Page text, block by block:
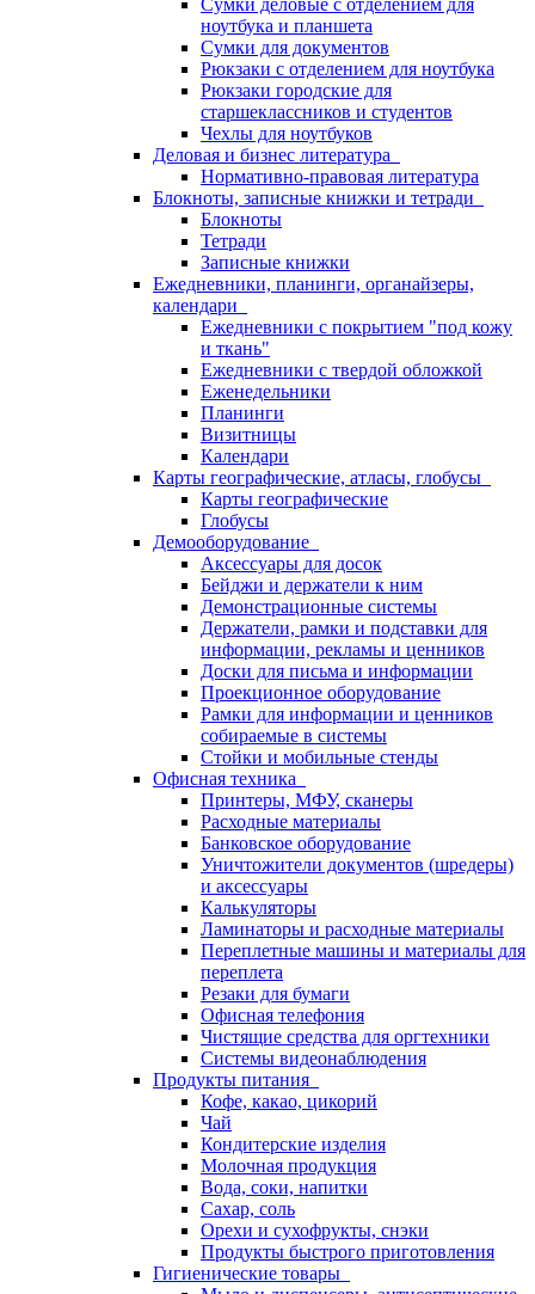
Сумки деловые с отделением для
ноутбука и планшета
Сумки для документов
Рюкзаки с отделением для ноутбука
Рюкзаки городские для
старшеклассников и студентов
Чехлы для ноутбуков
Деловая и бизнес литература
Нормативно-правовая литература
Блокноты, записные книжки и тетради
Блокноты
Тетради
Записные книжки
Ежедневники, планинги, органайзеры,
календари
Ежедневники с покрытием "под кожу
и ткань"
Ежедневники с твердой обложкой
Еженедельники
Планинги
Визитницы
Календари
Карты географические, атласы, глобусы
Карты географические
Глобусы
Демооборудование
Аксессуары для досок
Бейджи и держатели к ним
Демонстрационные системы
Держатели, рамки и подставки для
информации, рекламы и ценников
Доски для письма и информации
Проекционное оборудование
Рамки для информации и ценников
собираемые в системы
Стойки и мобильные стенды
Офисная техника
Принтеры, МФУ, сканеры
Расходные материалы
Банковское оборудование
Уничтожители документов (шредеры)
и аксессуары
Калькуляторы
Ламинаторы и расходные материалы
Переплетные машины и материалы для
переплета
Резаки для бумаги
Офисная телефония
Чистящие средства для оргтехники
Системы видеонаблюдения
Продукты питания
Кофе, какао, цикорий
Чай
Кондитерские изделия
Молочная продукция
Вода, соки, напитки
Сахар, соль
Орехи и сухофрукты, снэки
Продукты быстрого приготовления
Гигиенические товары